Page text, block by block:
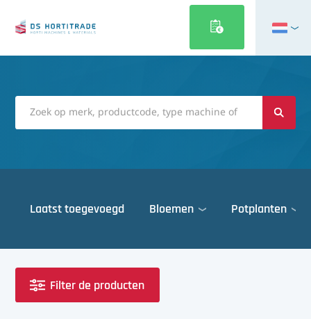
English
Deutsch
Polski
Română
Laatst toegevoegd Bloemen Potplanten
Gewasbescherming